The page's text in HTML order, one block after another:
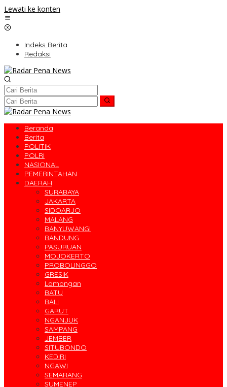
Lewati ke konten
Indeks Berita
Redaksi
Beranda
Berita
POLITIK
POLRI
NASIONAL
PEMERINTAHAN
DAERAH
SURABAYA
JAKARTA
SIDOARJO
MALANG
BANYUWANGI
BANDUNG
PASURUAN
MOJOKERTO
PROBOLINGGO
GRESIK
Lamongan
BATU
BALI
GARUT
NGANJUK
SAMPANG
JEMBER
SITUBONDO
KEDIRI
NGAWI
SEMARANG
SUMENEP